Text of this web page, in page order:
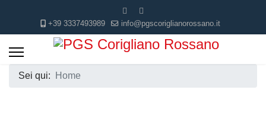
+39 3337493989 info@pgscoriglianorossano.it
Sei qui: Home